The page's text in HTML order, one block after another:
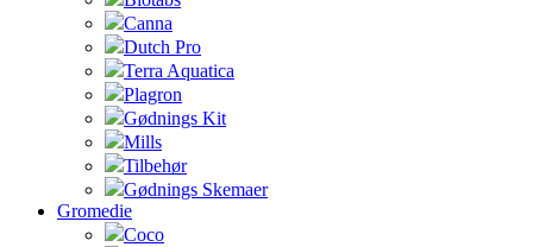
Canna
Dutch Pro
Terra Aquatica
Plagron
Gødnings Kit
Mills
Tilbehør
Gødnings Skemaer
Gromedie
Coco